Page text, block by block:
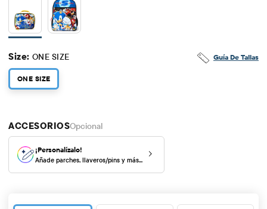
Guía De Tallas
Size: ONE SIZE
ONE SIZE
ACCESORIOSOpcional
¡Personalízalo!
Añade parches, llaveros/pins y más...